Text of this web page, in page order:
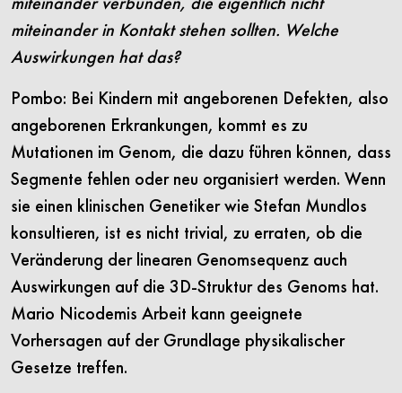
miteinander in Kontakt stehen sollten. Welche
Auswirkungen hat das?
Pombo: Bei Kindern mit angeborenen Defekten, also
angeborenen Erkrankungen, kommt es zu
Mutationen im Genom, die dazu führen können, dass
Segmente fehlen oder neu organisiert werden. Wenn
sie einen klinischen Genetiker wie Stefan Mundlos
konsultieren, ist es nicht trivial, zu erraten, ob die
Veränderung der linearen Genomsequenz auch
Auswirkungen auf die 3D-Struktur des Genoms hat.
Mario Nicodemis Arbeit kann geeignete
Vorhersagen auf der Grundlage physikalischer
Gesetze treffen.